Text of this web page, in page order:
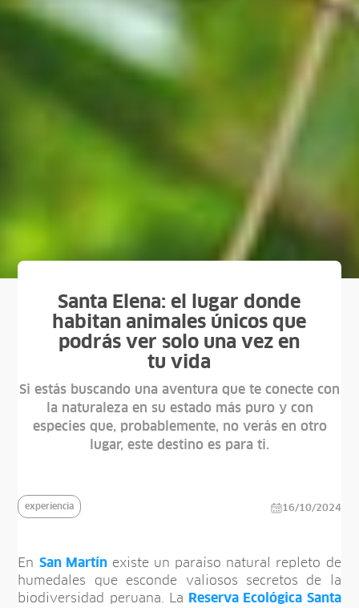
Santa Elena: el lugar donde
habitan animales únicos que
podrás ver solo una vez en
tu vida
Si estás buscando una aventura que te conecte con
la naturaleza en su estado más puro y con
especies que, probablemente, no verás en otro
lugar, este destino es para ti.
experiencia 16/10/2024
En San Martínexiste un paraíso natural repleto de
humedales que esconde valiosos secretos de la
biodiversidad peruana. La
Reserva Ecológica Santa